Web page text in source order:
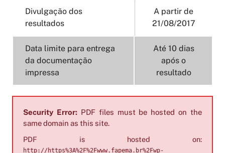
Divulgação dos
resultados
A partir de
21/08/2017
Data limite para entrega
da documentação
impressa
Até 10 dias
após o
resultado
Security Error:PDF files must be hosted on the
same domain as this site.
PDF is hosted on:
http://https%3A%2F%2Fwww.fapema.br%2Fwp-